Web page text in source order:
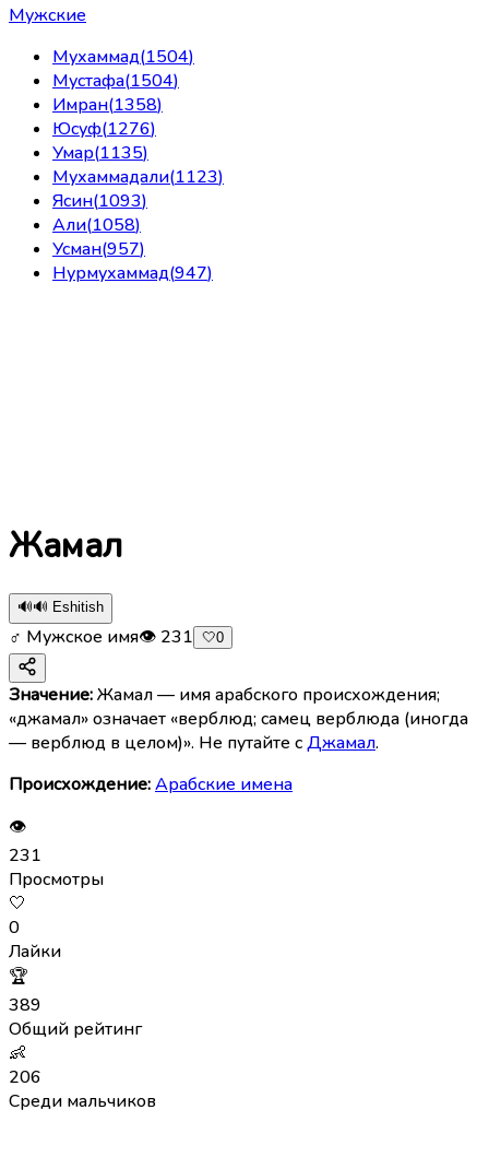
Мужские
Мухаммад(1504)
Мустафа(1504)
Имран(1358)
Юсуф(1276)
Умар(1135)
Мухаммадали(1123)
Ясин(1093)
Али(1058)
Усман(957)
Нурмухаммад(947)
Жамал
🔊🔊 Eshitish
♂ Мужское имя👁 231 🤍0
Значение:Жамал — имя арабского происхождения;
«джамал» означает «верблюд; самец верблюда (иногда
— верблюд в целом)». Не путайте сДжамал.
Происхождение:Арабские имена
👁
231
Просмотры
🤍
0
Лайки
🏆
389
Общий рейтинг
👶
206
Среди мальчиков